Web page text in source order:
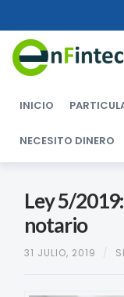
INICIO
NECESITO DINERO
Ley 5/
notario
31 JULIO, 2019 /